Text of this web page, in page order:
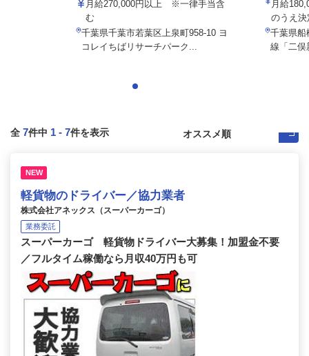
月給270,000円以上 ※一律手当含
む
千葉県千葉市若葉区上泉町958-10 ヨ
コレイちばリサーチパーク...
月給
のうえ
千葉県船
線「二俣
全 7件中 1 - 7件を表示
NEW
軽貨物のドライバー／協力業者
株式会社アネックス（スーパーカーゴ）
業務委託
スーパーカーゴ 軽貨物ドライバー大募集！加盟金不要
／フルタイム稼働なら月収40万円も可